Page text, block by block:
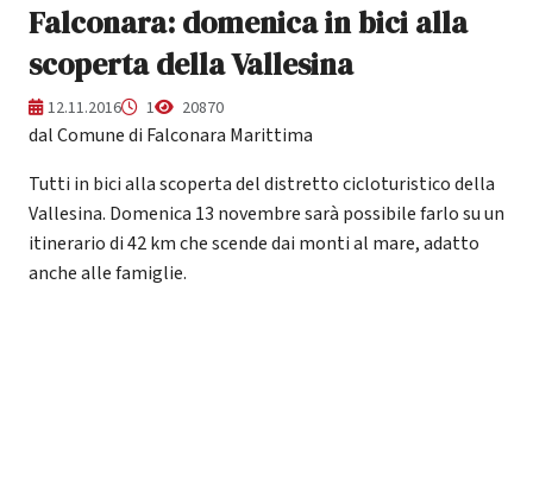
Falconara: domenica in bici alla
scoperta della Vallesina
12.11.2016 1 20870
dal Comune di Falconara Marittima
Tutti in bici alla scoperta del distretto cicloturistico della
Vallesina. Domenica 13 novembre sarà possibile farlo su un
itinerario di 42 km che scende dai monti al mare, adatto
anche alle famiglie.